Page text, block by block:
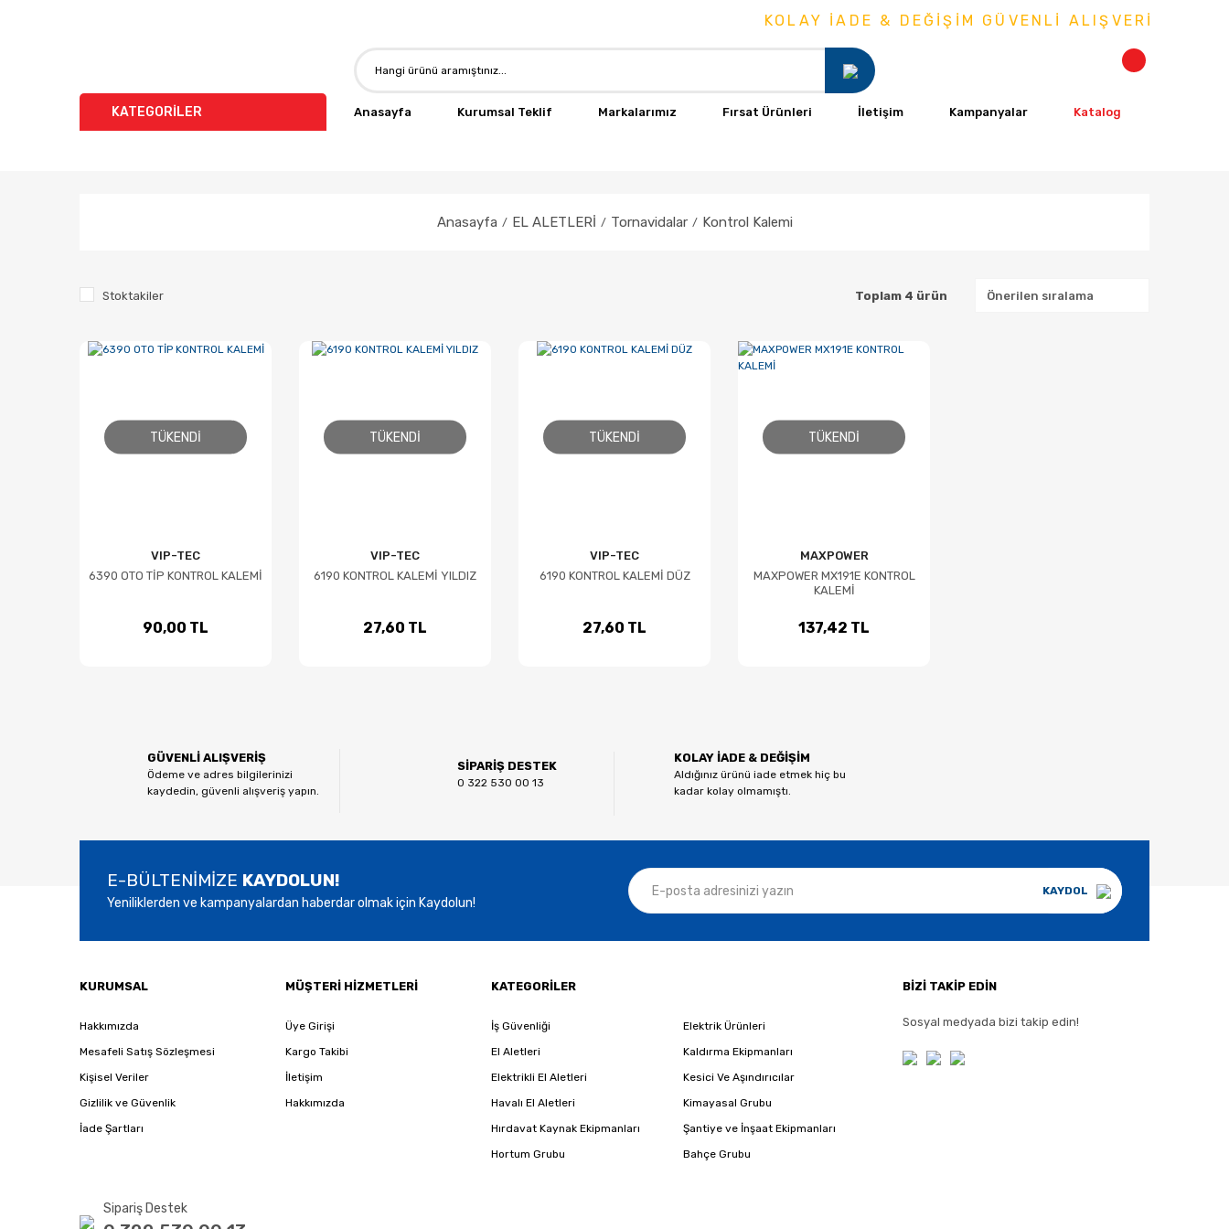
KOLAY İADE & DEĞİŞİM GÜVENLİ ALIŞVERİŞ
KATEGORİLER Anasayfa Kurumsal Teklif Markalarımız Fırsat Ürünleri İletişim Kampanyalar Katalog
Anasayfa EL ALETLERİ Tornavidalar Kontrol Kalemi
Stoktakiler Toplam 4 ürün
TÜKENDI
VIP-TEC
6390 OTO TİP KONTROL KALEMİ
90,00 TL
TÜKENDI
VIP-TEC
6190 KONTROL KALEMİ YILDIZ
27,60 TL
TÜKENDI
VIP-TEC
6190 KONTROL KALEMİ DÜZ
27,60 TL
TÜKENDI
MAXPOWER
MAXPOWER MX191E KONTROL
KALEMİ
137,42 TL
GÜVENLİ ALIŞVERİŞ
Ödeme ve adres bilgilerinizi
kaydedin, güvenli alışveriş yapın.
SİPARİŞ DESTEK
0 322 530 00 13
KOLAY İADE & DEĞİŞİM
Aldığınız ürünü iade etmek hiç bu
kadar kolay olmamıştı.
E-BÜLTENİMİZE KAYDOLUN!
Yeniliklerden ve kampanyalardan haberdar olmak için Kaydolun!
KAYDOL
KURUMSAL
Hakkımızda
Mesafeli Satış Sözleşmesi
Kişisel Veriler
Gizlilik ve Güvenlik
İade Şartları
MÜŞTERİ HİZMETLERİ
Üye Girişi
Kargo Takibi
İletişim
Hakkımızda
KATEGORİLER
İş Güvenliği
Elektrik Ürünleri
El Aletleri
Kaldırma Ekipmanları
Elektrikli El Aletleri
Kesici Ve Aşındırıcılar
Havalı El Aletleri
Kimayasal Grubu
Hırdavat Kaynak Ekipmanları
Şantiye ve İnşaat Ekipmanları
Hortum Grubu
Bahçe Grubu
BİZİ TAKİP EDİN
Sosyal medyada bizi takip edin!
Sipariş Destek